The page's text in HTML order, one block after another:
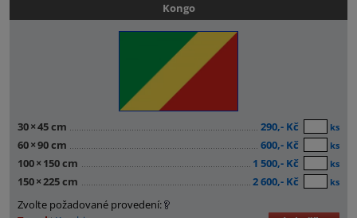
Kongo
30×45 cm 290,- Kč ks
60×90 cm 600,- Kč ks
100× 150 cm 1 500,- Kč ks
150×225 cm 2 600,- Kč ks
Zvolte požadované provedení: